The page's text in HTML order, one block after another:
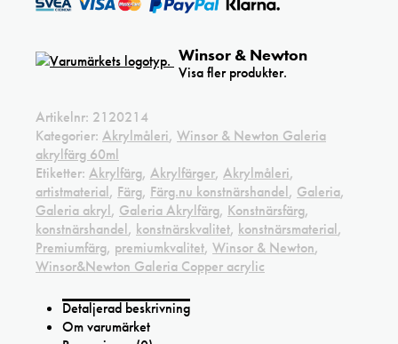
Winsor & Newton
Visa fler produkter.
Artikelnr: 2120214
Kategorier: Akrylmåleri, Winsor & Newton Galeria
akrylfärg 60ml
Etiketter: Akrylfärg, Akrylfärger, Akrylmåleri,
artistmaterial, Färg, Färg.nu konstnärshandel, Galeria,
Galeria akryl, Galeria Akrylfärg, Konstnärsfärg,
konstnärshandel, konstnärskvalitet, konstnärsmaterial,
Premiumfärg, premiumkvalitet, Winsor & Newton,
Winsor&Newton Galeria Copper acrylic
Detaljerad beskrivning
Om varumärket